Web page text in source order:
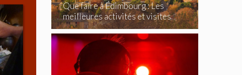
Que faire à Édimbourg : Les
meilleures activités et visites
incontournables